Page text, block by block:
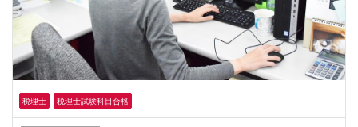
税理士 税理士試験科目合格